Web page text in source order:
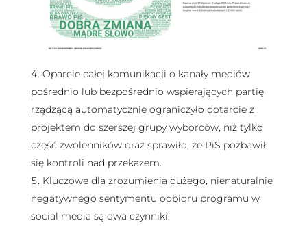
Oparcie całej komunikacji o kanały mediów
pośrednio lub bezpośrednio wspierających partię
rządzącą automatycznie ograniczyło dotarcie z
projektem do szerszej grupy wyborców, niż tylko
część zwolenników oraz sprawiło, że PiS pozbawił
się kontroli nad przekazem.
Kluczowe dla zrozumienia dużego, nienaturalnie
negatywnego sentymentu odbioru programu w
social media są dwa czynniki: